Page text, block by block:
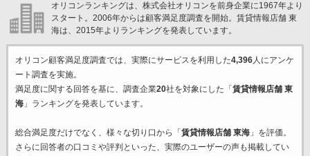
オリコンランキングは、株式会社オリコンを前身企業に1967年より
スタート。2006年からは顧客満足度調査を開始。賃貸情報店舗 東
海は、2015年よりランキングを発表しています。
オリコン顧客満足度調査では、実際にサービスを利用した4,396人にアンケ
ート調査を実施。
満足度に関する回答を基に、調査企業20社を対象にした「 賃貸情報店舗 東
海」ランキングを発表しています。
総合満足度だけでなく、様々な切り口から「 賃貸情報店舗 東海」を評価。
さらに回答者の口コミや評判といった、実際のユーザーの声も掲載してい